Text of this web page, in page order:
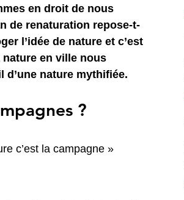
en droit de nous
de renaturation repose-t-
l’idée de nature et c’est
en ville nous
d’une nature mythifiée.
?
c’est la campagne »